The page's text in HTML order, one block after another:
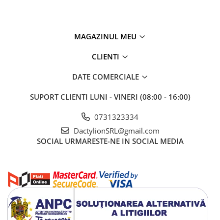
MAGAZINUL MEU
CLIENTI
DATE COMERCIALE
SUPORT CLIENTI LUNI - VINERI (08:00 - 16:00)
0731323334
DactylionSRL@gmail.com
SOCIAL URMARESTE-NE IN SOCIAL MEDIA